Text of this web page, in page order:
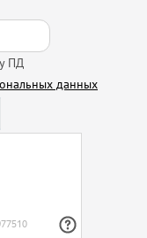
ПД
данных